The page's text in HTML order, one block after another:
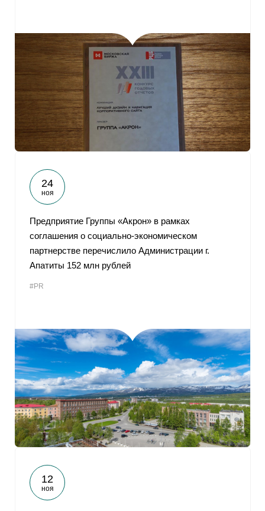
24
ноя
Предприятие Группы «Акрон» в рамках
соглашения о социально-экономическом
партнерстве перечислило Администрации г.
Апатиты 152 млн рублей
#PR
12
ноя